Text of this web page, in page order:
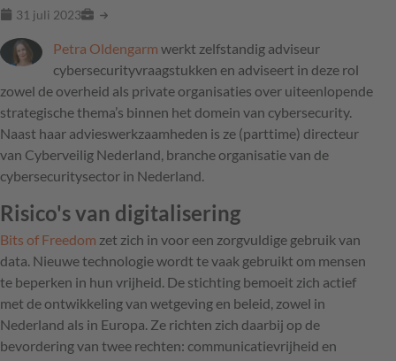
31 juli 2023
Petra Oldengarm werkt zelfstandig adviseur
cybersecurityvraagstukken en adviseert in deze rol
zowel de overheid als private organisaties over uiteenlopende
strategische thema’s binnen het domein van cybersecurity.
Naast haar advieswerkzaamheden is ze (parttime) directeur
van Cyberveilig Nederland, branche organisatie van de
cybersecuritysector in Nederland.
Risico's van digitalisering
Bits of Freedom zet zich in voor een zorgvuldige gebruik van
data. Nieuwe technologie wordt te vaak gebruikt om mensen
te beperken in hun vrijheid. De stichting bemoeit zich actief
met de ontwikkeling van wetgeving en beleid, zowel in
Nederland als in Europa. Ze richten zich daarbij op de
bevordering van twee rechten: communicatievrijheid en